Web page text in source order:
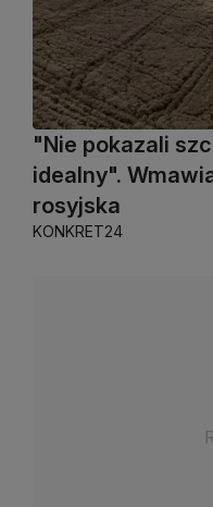
"Nie pokazali
idealny".
rosyjska
KONKRET24